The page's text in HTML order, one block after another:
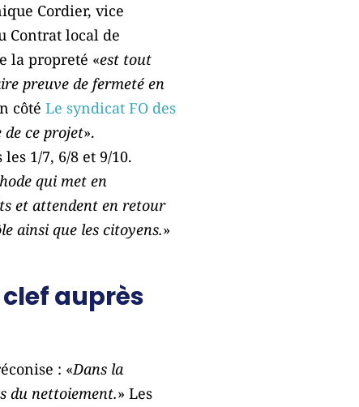
Cordier, vice
Contrat local de
la propreté «est tout
preuve de fermeté en
côté Le syndicat FO des
ce projet».
1/7, 6/8 et 9/10.
qui met en
et attendent en retour
ainsi que les citoyens.»
auprès
: «Dans la
du nettoiement.» Les